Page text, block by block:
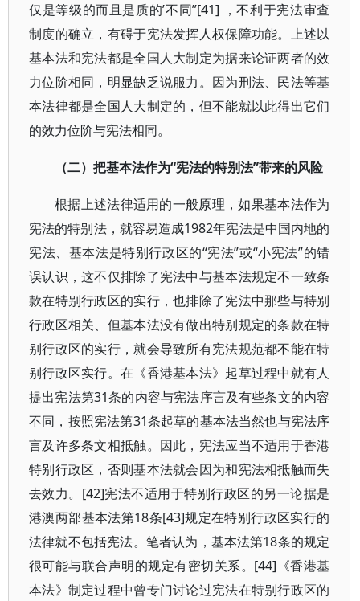
仅是等级的而且是质的’不同”[41] ，不利于宪法审查
制度的确立，有碍于宪法发挥人权保障功能。上述以
基本法和宪法都是全国人大制定为据来论证两者的效
力位阶相同，明显缺乏说服力。因为刑法、民法等基
本法律都是全国人大制定的，但不能就以此得出它们
的效力位阶与宪法相同。
（二）把基本法作为“宪法的特别法”带来的风险
根据上述法律适用的一般原理，如果基本法作为
宪法的特别法，就容易造成1982年宪法是中国内地的
宪法、基本法是特别行政区的“宪法”或“小宪法”的错
误认识，这不仅排除了宪法中与基本法规定不一致条
款在特别行政区的实行，也排除了宪法中那些与特别
行政区相关、但基本法没有做出特别规定的条款在特
别行政区的实行，就会导致所有宪法规范都不能在特
别行政区实行。在《香港基本法》起草过程中就有人
提出宪法第31条的内容与宪法序言及有些条文的内容
不同，按照宪法第31条起草的基本法当然也与宪法序
言及许多条文相抵触。因此，宪法应当不适用于香港
特别行政区，否则基本法就会因为和宪法相抵触而失
去效力。[42]宪法不适用于特别行政区的另一论据是
港澳两部基本法第18条[43]规定在特别行政区实行的
法律就不包括宪法。笔者认为，基本法第18条的规定
很可能与联合声明的规定有密切关系。[44]《香港基
本法》制定过程中曾专门讨论过宪法在特别行政区的